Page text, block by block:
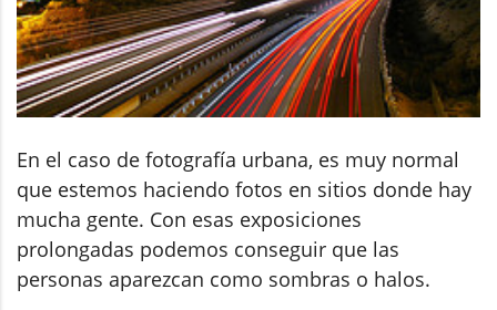
En el caso de fotografía urbana, es muy normal
que estemos haciendo fotos en sitios donde hay
mucha gente. Con esas exposiciones
prolongadas podemos conseguir que las
personas aparezcan como sombras o halos.